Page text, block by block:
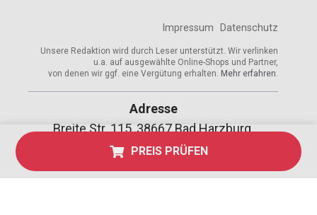
PREIS PRÜFEN
Impressum Datenschutz
Unsere Redaktion wird durch Leser unterstützt. Wir verlinken
u.a. auf ausgewählte Online-Shops und Partner,
von denen wir ggf. eine Vergütung erhalten. Mehr erfahren.
Adresse
Breite Str. 115, 38667 Bad Harzburg,
Deutschland